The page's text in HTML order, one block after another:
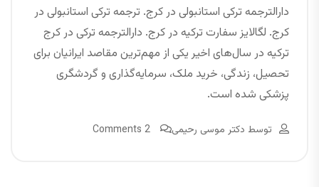
دارالترجمه ترکی استانبولی در کرج. ترجمه ترکی استانبولی در
کرج. لگالایز سفارت ترکیه در کرج. دارالترجمه ترکی در کرج
ترکیه در سال‌های اخیر یکی از مهم‌ترین مقاصد ایرانیان برای
تحصیل، زندگی، خرید ملک، سرمایه‌گذاری و گردشگری
پزشکی شده است.
توسط دکتر موسی رحیمی 2 Comments